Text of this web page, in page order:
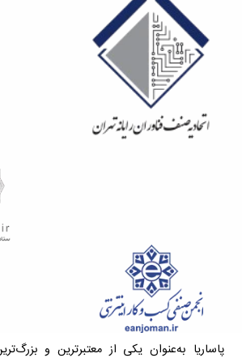
پاساریا به‌عنوان یکی از معتبرترین و